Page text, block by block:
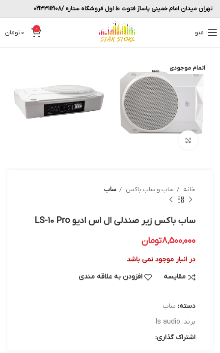
تهران میدان امام خمینی پاساژ فتوت ط اول فروشگاه ستاره /02133112108
منو 0
0تومان
اتمام موجودی
خانه ساب و ساب باکس ساب
ساب باکس زیر صندلی ال اس ادیو LS-10 Pro
8,500,000تومان
در انبار موجود نمی باشد
مقایسه
افزودن به علاقه مندی
دسته: ساب
برند: ls audio
اشتراک گذاری: